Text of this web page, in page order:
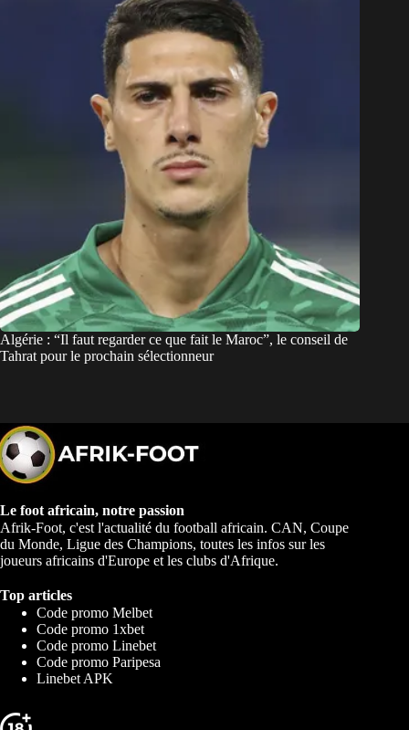
Algérie : “Il faut regarder ce que fait le Maroc”, le conseil de
Tahrat pour le prochain sélectionneur
Le foot africain, notre passion
Afrik-Foot, c'est l'actualité du football africain. CAN, Coupe
du Monde, Ligue des Champions, toutes les infos sur les
joueurs africains d'Europe et les clubs d'Afrique.
Top articles
Code promo Melbet
Code promo 1xbet
Code promo Linebet
Code promo Paripesa
Linebet APK